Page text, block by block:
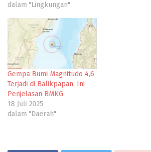
dalam "Lingkungan"
Gempa Bumi Magnitudo 4,6
Terjadi di Balikpapan, Ini
Penjelasan BMKG
18 Juli 2025
dalam "Daerah"